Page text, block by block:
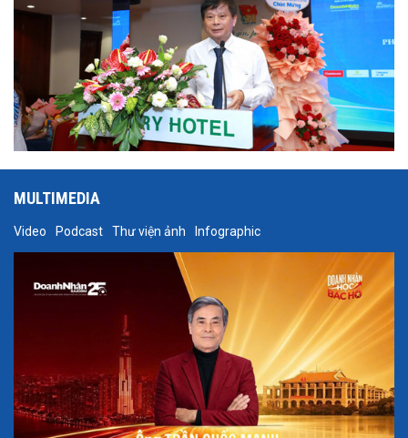
MULTIMEDIA
Video Podcast Thư viện ảnh Infographic